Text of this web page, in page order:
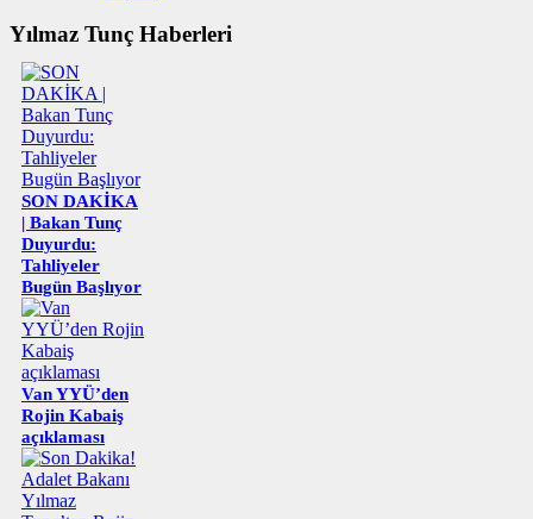
Yılmaz Tunç Haberleri
SON DAKİKA
| Bakan Tunç
Duyurdu:
Tahliyeler
Bugün Başlıyor
Van YYÜ’den
Rojin Kabaiş
açıklaması